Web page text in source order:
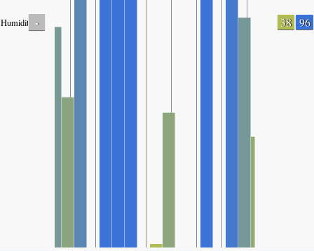
Humidity - 38 96